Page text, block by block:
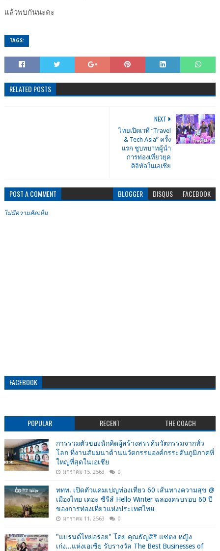
แล้วพบกันนะคะ
TAGS:
RELATED POSTS
NEXT
ไทยเปิดเวที “Travel
& Tech Asia” ครั้ง
แรก ชูบทบาทผู้นำ
การท่องเที่ยวยุค
ดิจิทัลในเอเชีย
POST A COMMENT BLOGGER DISQUS FACEBOOK
ไม่มีความคิดเห็น
FACEBOOK
POPULAR RECENT THE COACH
การรวมตัวของนักคิดผู้สร้างสรรค์นวัตกรรมจากทั่ว
โลก ที่งานสัมมนาด้านนวัตกรรมองค์กรระดับภูมิภาคที่
ใหญ่ที่สุดในเอเชีย
มกราคม 15, 2563 0
ททท. เปิดตัวแคมเปญท่องเที่ยว 60 เส้นทางความสุข @
เมืองไทย เดอะ ซีรีส์ Hello Winter ฉลองครบรอบ 60 ปี
ของการท่องเที่ยวแห่งประเทศไทย
มกราคม 11, 2563 0
"แบรนด์ไทยอร่อย" โดย คุณธัญสิริ แซ่ตง หญิง
เก่ง...แห่งเอเซีย รับรางวัล The Best Businesses of